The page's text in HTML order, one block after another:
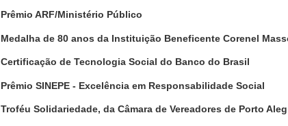
Prêmio ARF/Ministério Público
Medalha de 80 anos da Instituição Beneficente Corenel
Certificação de Tecnologia Social do Banco do Brasil
Prêmio SINEPE - Excelência em Responsabilidade Social
Troféu Solidariedade, da Câmara de Vereadores de Porto